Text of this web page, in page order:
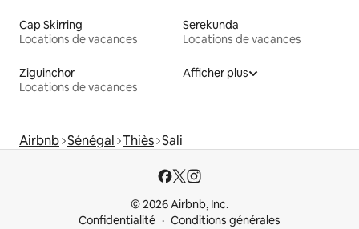
Cap Skirring
Locations de vacances
Serekunda
Locations de vacances
Ziguinchor
Locations de vacances
Afficher plus
Airbnb Sénégal Thiès Sali
© 2026 Airbnb, Inc.
Confidentialité
Conditions générales